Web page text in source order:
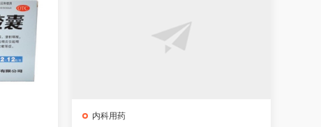
内科用药